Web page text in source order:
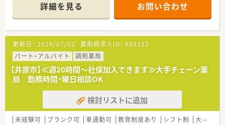
【店舗情報と応需状況について】
■井原鉄道の井原駅から徒歩2分という好立地にあり、内科や泌
尿器科の処方箋をメインに1日40枚から50枚ほど応需していま
す。
■のどかな環境に位置する店舗はバリアフリー設計となってお
り、広い駐車場を完備しているためマイカーでの通勤も非常に便
利です。
■地域に根ざした運営を続けており、近隣の医療機関とも密に連
携を図りながら地域住民から親しまれている温かい雰囲気の薬
局です。
【法人特徴について】
■岡山県や福岡県で多角的に展開しているグループの一員であ
詳細を見る お問い合わせ
更新日： 2026/07/02 薬剤師求人ID： 680352
パート・アルバイト
調剤薬局
【井原市】≪週20時間～社保加入できます≫大手チェーン薬
局 勤務時間・曜日相談OK
検討リストに追加
未経験可 ブランク可 車通勤可 教育制度あり シフト制 大手チェーン以外